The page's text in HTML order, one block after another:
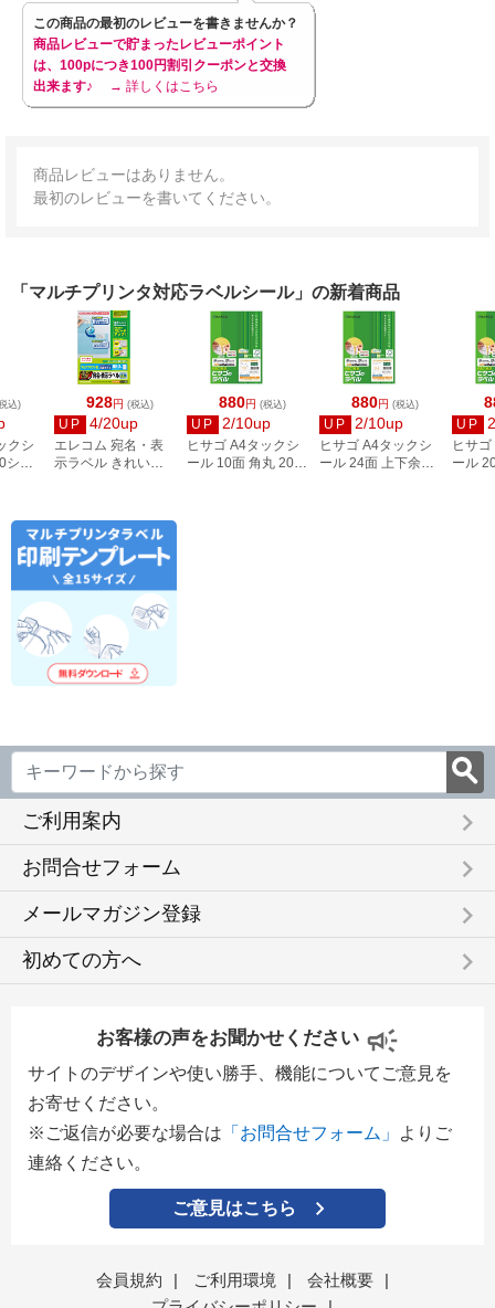
この商品の最初のレビューを書きませんか？
商品レビューで貯まったレビューポイント
は、100pにつき100円割引クーポンと交換
出来ます♪
→ 詳しくはこちら
商品レビューはありません。
最初のレビューを書いてください。
「マルチプリンタ対応ラベルシール」の新着商品
928円 (税込)
UP 4/20up
エレコム 宛名・表
示ラベル きれい貼
880円 (税込)
UP 2/10up
ヒサゴ A4タックシ
ール 10面 角丸 20シ
880円 (税込)
UP 2/10up
ヒサゴ A4タックシ
ール 24面 上下余白
UP
ヒサ
ール
込)
クシ
シー
ご利用案内 keyboard_arrow_right
お問合せフォーム keyboard_arrow_right
メールマガジン登録 keyboard_arrow_right
初めての方へ keyboard_arrow_right
お客様の声をお聞かせください
サイトのデザインや使い勝手、機能についてご意見を
お寄せください。
※ご返信が必要な場合は 「お問合せフォーム」
よりご
連絡ください。
ご意見はこちら
会員規約 | ご利用環境 | 会社概要
|